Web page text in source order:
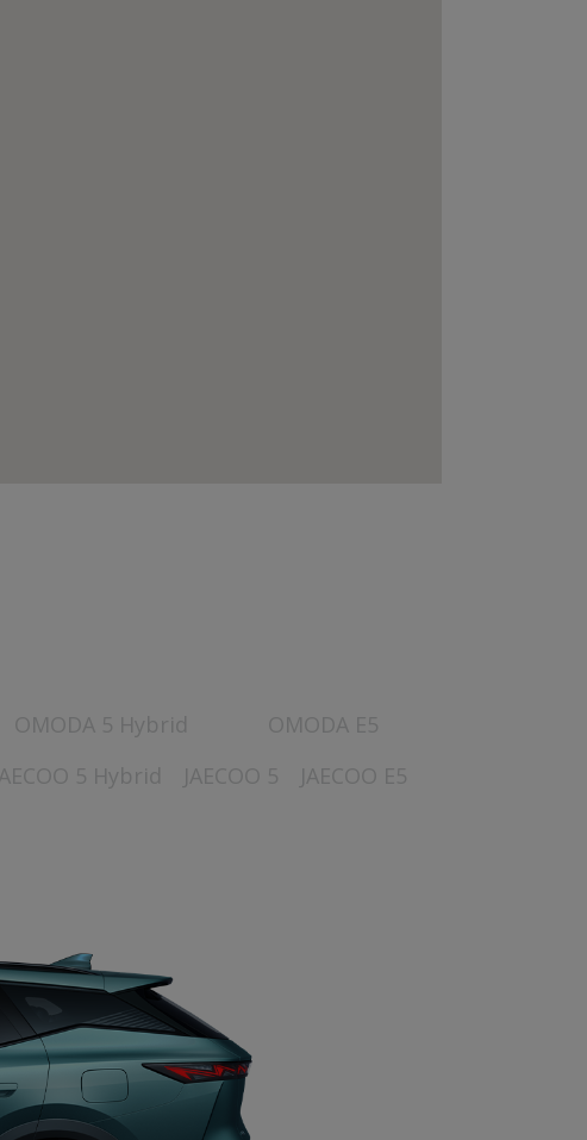
OMODA 5 Hybrid
OMODA E5
5 Hybrid JAECOO 5 JAECOO E5